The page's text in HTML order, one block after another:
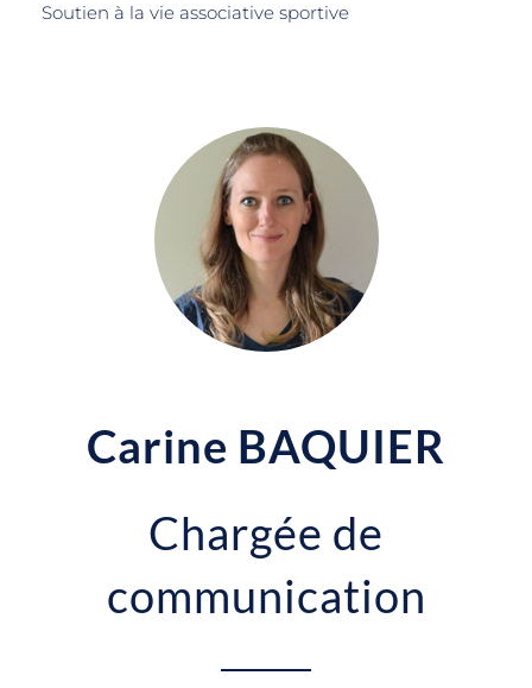
Soutien à la vie associative sportive
Carine BAQUIER
Chargée de
communication